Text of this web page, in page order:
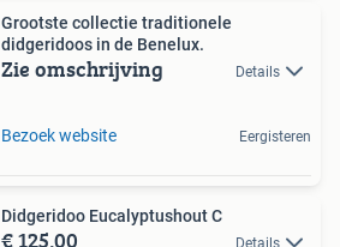
Grootste collectie traditionele
didgeridoos in de Benelux.
Zie omschrijving Details
Bezoek website Eergisteren
Didgeridoo Eucalyptushout C
€ 125,00 Details